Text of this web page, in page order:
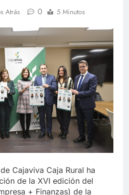
Atrás 0 5 Minutos
Cajaviva Caja Rural ha
de la XVI edición del
+ Finanzas) de la